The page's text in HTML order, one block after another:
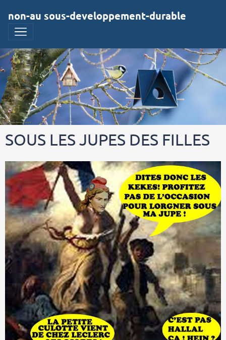
non-au sous-developpement-durable
SOUS LES JUPES DES FILLES